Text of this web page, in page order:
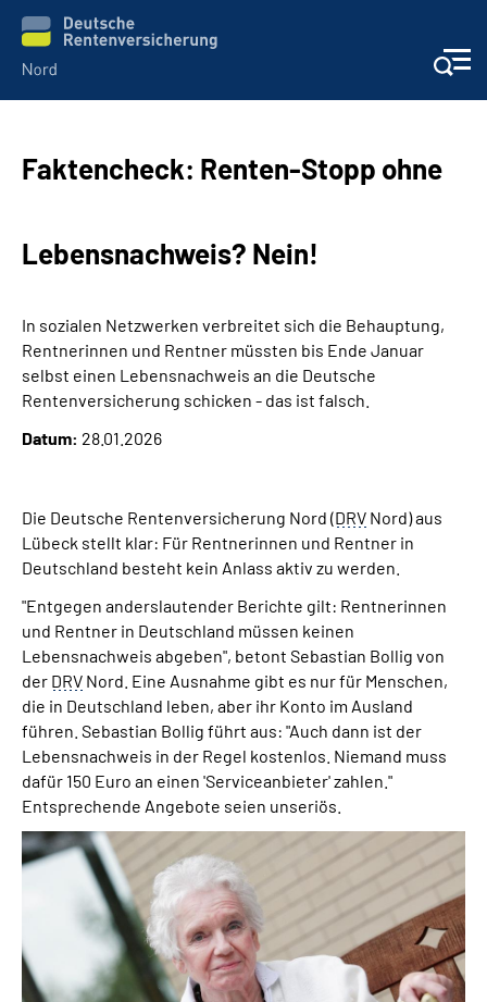
Beratung und Kontakt
Presse
Karriere
Über uns
Inhalte in Gebärdensprache (DGS)
Leichte Sprache
Suche
Mein Kundenportal
Faktencheck: Renten-Stopp ohne
Lebensnachweis? Nein!
In sozialen Netzwerken verbreitet sich die Behauptung,
Rentnerinnen und Rentner müssten bis Ende Januar
selbst einen Lebensnachweis an die Deutsche
Rentenversicherung schicken - das ist falsch.
Datum: 28.01.2026
Die Deutsche Rentenversicherung Nord (DRV Nord) aus
Lübeck stellt klar: Für Rentnerinnen und Rentner in
Deutschland besteht kein Anlass aktiv zu werden.
"Entgegen anderslautender Berichte gilt: Rentnerinnen
und Rentner in Deutschland müssen keinen
Lebensnachweis abgeben", betont Sebastian Bollig von
der DRV Nord. Eine Ausnahme gibt es nur für Menschen,
die in Deutschland leben, aber ihr Konto im Ausland
führen. Sebastian Bollig führt aus: "Auch dann ist der
Lebensnachweis in der Regel kostenlos. Niemand muss
dafür 150 Euro an einen 'Serviceanbieter' zahlen."
Entsprechende Angebote seien unseriös.